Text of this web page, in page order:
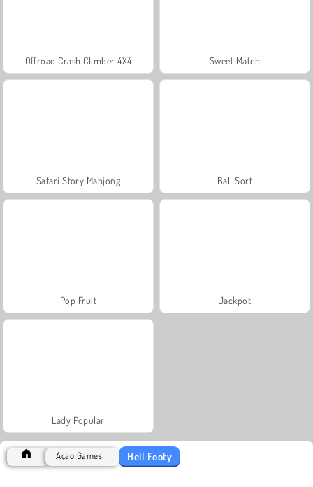
Offroad Crash Climber 4X4 Sweet Match
Safari Story Mahjong Ball Sort
Pop Fruit Jackpot
Lady Popular
Ação Games Hell Footy